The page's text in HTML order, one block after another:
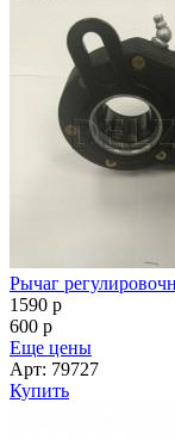
Рычаг
1590 p
600 p
Еще цены
Арт: 79727
Купить